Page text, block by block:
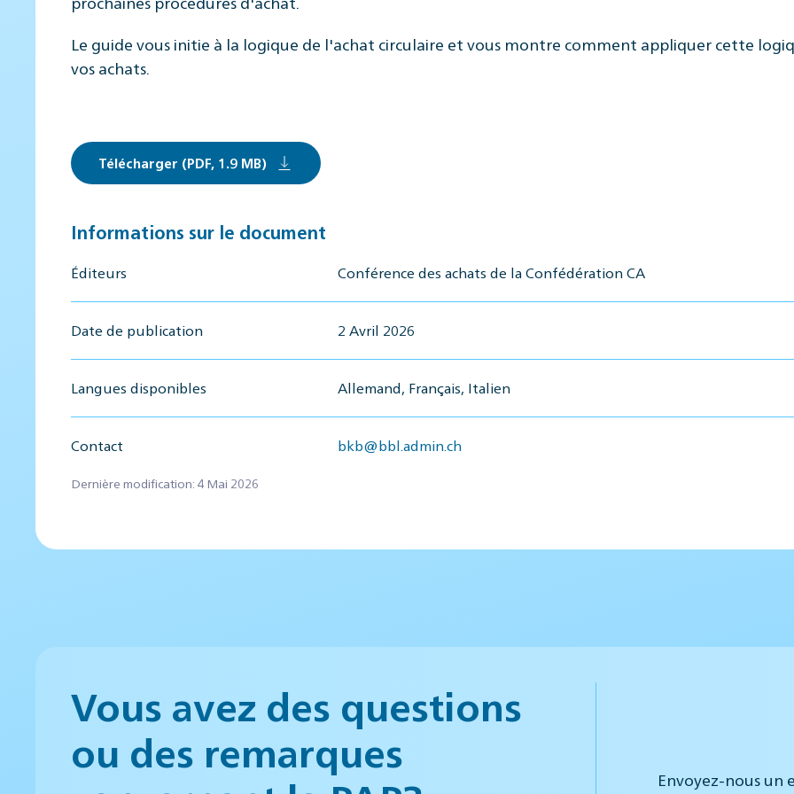
Le guide vous initie à la logique de l'achat circulaire et vous montre comment appliquer cette
vos achats.
Télécharger (PDF, 1.9 MB)
Informations sur le document
Éditeurs Conférence des achats de la Confédération CA
Date de publication 2 Avril 2026
Langues disponibles Allemand, Français, Italien
Contact bkb@bbl.admin.ch
Dernière modification: 4 Mai 2026
Vous avez des questions
ou des remarques
Envoyez-nous un